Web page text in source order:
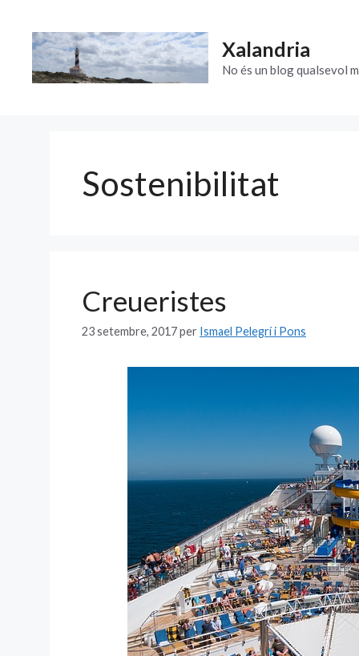
contingut
Xalandria
No és un blog qualsevol
Sostenibilitat
Creueristes
23 setembre, 2017per Ismael Pelegrí i Pons